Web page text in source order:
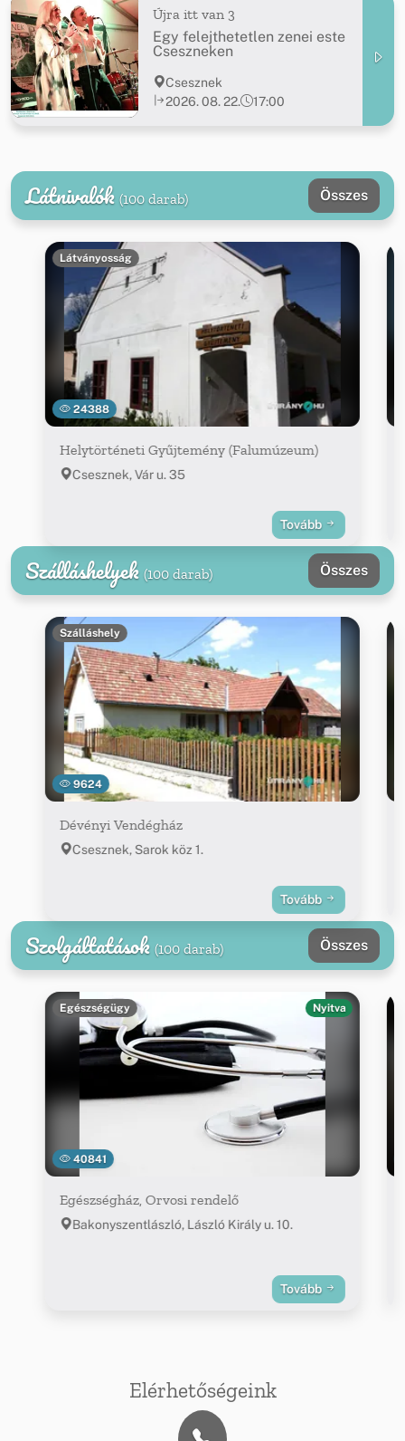
Újra itt van 3
Egy felejthetetlen zenei este
Cseszneken
Csesznek
2026. 08. 22.
17:00
Látnivalók (100 darab) Összes
24388
Látványosság
Helytörténeti Gyűjtemény (Falumúzeum)
Csesznek, Vár u. 35
Tovább
Szálláshelyek (100 darab) Összes
9624
Szálláshely
Dévényi Vendégház
Csesznek, Sarok köz 1.
Tovább
Szolgáltatások (100 darab) Összes
40841
Egészségügy Nyitva
Egészségház, Orvosi rendelő
Bakonyszentlászló, László Király u. 10.
Tovább
Elérhetőségeink